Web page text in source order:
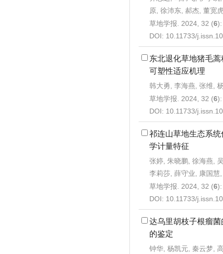
原, 徐沛东, 郝杰, 董宽
草地学报. 2024, 32 (6
DOI: 10.11733/
东北退化草地猪毛
可塑性适应机理
韩大勇, 李海燕, 张维,
草地学报. 2024, 32 (6
DOI: 10.11733/
祁连山草地生态系
学计量特征
张婷, 朱晓鹏, 徐海燕,
李莉莎, 薛守业, 康国慧
草地学报. 2024, 32 (6
DOI: 10.11733/
达乌里胡枝子根瘤
的鉴定
钟华, 杨凯元, 秦云梦,